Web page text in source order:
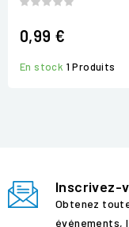
0,99 €
En stock 1 Produits
Inscrivez-
Obtenez
événements,